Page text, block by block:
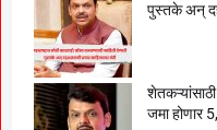
पुस्तके अन्
जमा होणार